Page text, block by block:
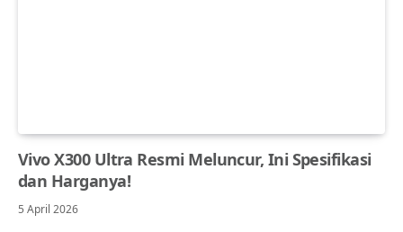
Vivo X300 Ultra Resmi Meluncur, Ini Spesifikasi
dan Harganya!
5 April 2026